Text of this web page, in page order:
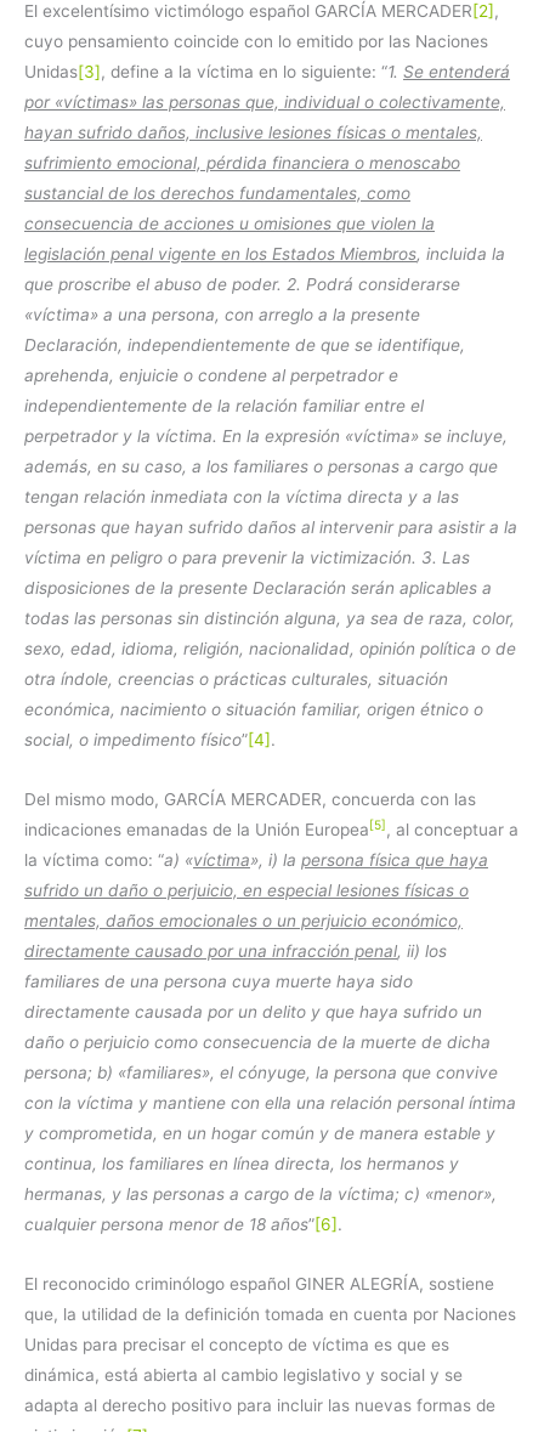
El excelentísimo victimólogo español GARCÍA MERCADER[2] ,
cuyo pensamiento coincide con lo emitido por las Naciones
Unidas[3], define a la víctima en lo siguiente: “1. Se entenderá
por «víctimas» las personas que, individual o colectivamente,
hayan sufrido daños, inclusive lesiones físicas o mentales,
sufrimiento emocional, pérdida financiera o menoscabo
sustancial de los derechos fundamentales, como
consecuencia de acciones u omisiones que violen la
legislación penal vigente en los Estados Miembros, incluida la
que proscribe el abuso de poder. 2. Podrá considerarse
«víctima» a una persona, con arreglo a la presente
Declaración, independientemente de que se identifique,
aprehenda, enjuicie o condene al perpetrador e
independientemente de la relación familiar entre el
perpetrador y la víctima. En la expresión «víctima» se incluye,
además, en su caso, a los familiares o personas a cargo que
tengan relación inmediata con la víctima directa y a las
personas que hayan sufrido daños al intervenir para asistir a la
víctima en peligro o para prevenir la victimización. 3. Las
disposiciones de la presente Declaración serán aplicables a
todas las personas sin distinción alguna, ya sea de raza, color,
sexo, edad, idioma, religión, nacionalidad, opinión política o de
otra índole, creencias o prácticas culturales, situación
económica, nacimiento o situación familiar, origen étnico o
social, o impedimento físico”[4].
Del mismo modo, GARCÍA MERCADER, concuerda con las
indicaciones emanadas de la Unión Europea[5] , al conceptuar a
la víctima como: “a) «víctima», i) la persona física que haya
sufrido un daño o perjuicio, en especial lesiones físicas o
mentales, daños emocionales o un perjuicio económico,
directamente causado por una infracción penal, ii) los
familiares de una persona cuya muerte haya sido
directamente causada por un delito y que haya sufrido un
daño o perjuicio como consecuencia de la muerte de dicha
persona; b) «familiares», el cónyuge, la persona que convive
con la víctima y mantiene con ella una relación personal íntima
y comprometida, en un hogar común y de manera estable y
continua, los familiares en línea directa, los hermanos y
hermanas, y las personas a cargo de la víctima; c) «menor»,
cualquier persona menor de 18 años”[6].
El reconocido criminólogo español GINER ALEGRÍA, sostiene
que, la utilidad de la definición tomada en cuenta por Naciones
Unidas para precisar el concepto de víctima es que es
dinámica, está abierta al cambio legislativo y social y se
adapta al derecho positivo para incluir las nuevas formas de